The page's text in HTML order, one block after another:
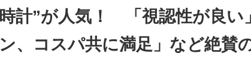
エレクトロニクス専門サイト 電子設計の基
時計”が人気！ 「視認性が良い
ン、コスパ共に満足」など絶賛